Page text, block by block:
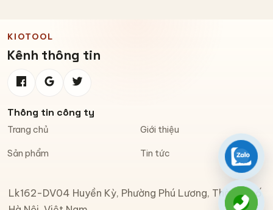
KIOTOOL
Kênh thông tin
Thông tin công ty
Trang chủ Giới thiệu
Sản phẩm Tin tức
Lk162-DV04 Huyền Kỳ, Phường Phú Lương, Thành phố
Zalo
Gọi